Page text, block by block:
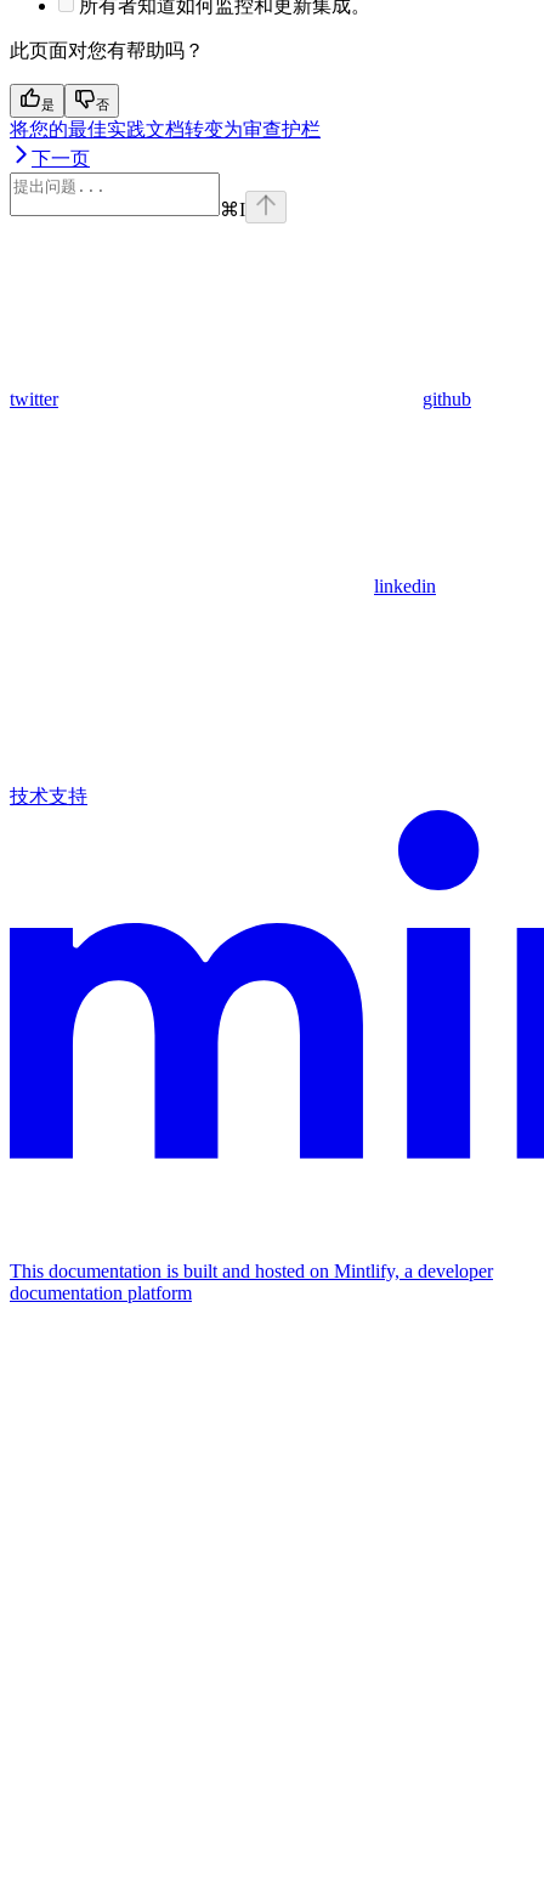
所有者知道如何监控和更新集成。
此页面对您有帮助吗？
是 否
将您的最佳实践文档转变为审查护栏
下一页
⌘I
twitter github
linkedin
技术支持
This documentation is built and hosted on Mintlify, a developer
documentation platform